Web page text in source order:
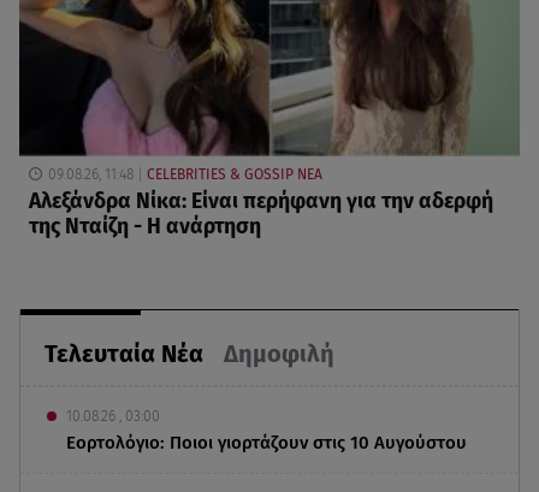
Τελευταία Νέα Δημοφιλή
10.08.26 , 03:00
Εορτολόγιο: Ποιοι γιορτάζουν στις 10 Αυγούστου
09.08.26, 11:48 CELEBRITIES & GOSSIP ΝΕΑ
Αλεξάνδρα Νίκα: Είναι περήφανη για την αδερφή
της Νταίζη - Η ανάρτηση